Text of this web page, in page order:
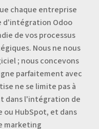
chaque entreprise
d'intégration Odoo
de vos processus
Nous ne nous
; nous concevons
parfaitement avec
ne se limite pas à
dans l'intégration de
ou HubSpot, et dans
marketing